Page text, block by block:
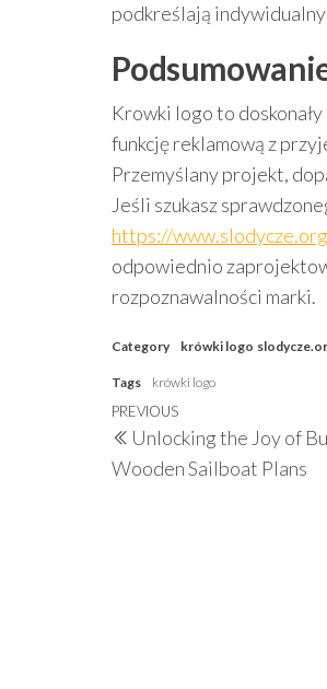
podkreślają
Krowki logo to
funkcję reklamową z
Przemyślany projekt,
Jeśli szukasz
https://www.slodycze.org
odpowiednio
rozpoznawalności marki.
Category krówki logo
Tags krówki logo
Post
navigation
Previous
Post
PREVIOUS
Unlocking the Joy of
Wooden Sailboat Plans